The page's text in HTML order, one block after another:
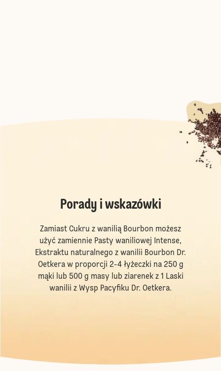
Porady i wskazówki
Zamiast Cukru z wanilią Bourbon możesz
użyć zamiennie Pasty waniliowej Intense,
Ekstraktu naturalnego z wanilii Bourbon Dr.
Oetkeraw proporcji 2-4 łyżeczki na 250 g
mąki lub 500 g masy lub ziarenek z 1 Laski
wanilii z Wysp Pacyfiku Dr. Oetkera.